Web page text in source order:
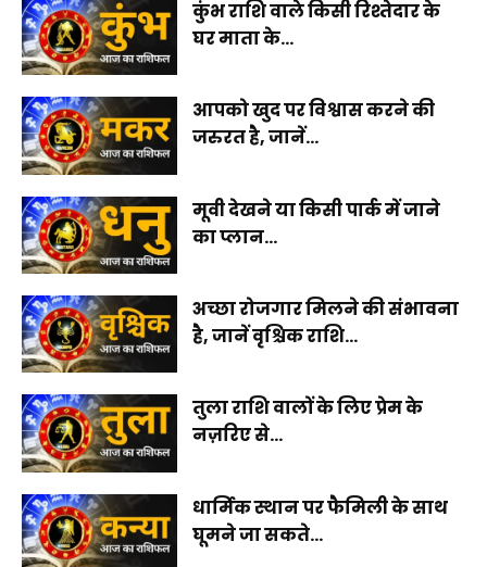
कुंभ राशि वाले किसी रिश्तेदार के
घर माता के...
आपको खुद पर विश्वास करने की
जरुरत है, जानें...
मूवी देखने या किसी पार्क में जाने
का प्लान...
अच्छा रोजगार मिलने की संभावना
है, जानें वृश्चिक राशि...
तुला राशि वालों के लिए प्रेम के
नज़रिए से...
धार्मिक स्थान पर फैमिली के साथ
घूमने जा सकते...